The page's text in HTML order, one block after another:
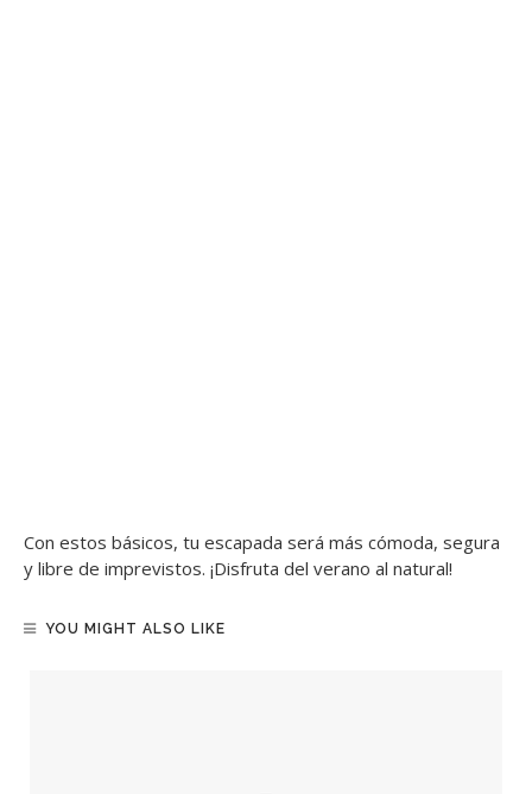
Con estos básicos, tu escapada será más cómoda, segura
y libre de imprevistos. ¡Disfruta del verano al natural!
YOU MIGHT ALSO LIKE